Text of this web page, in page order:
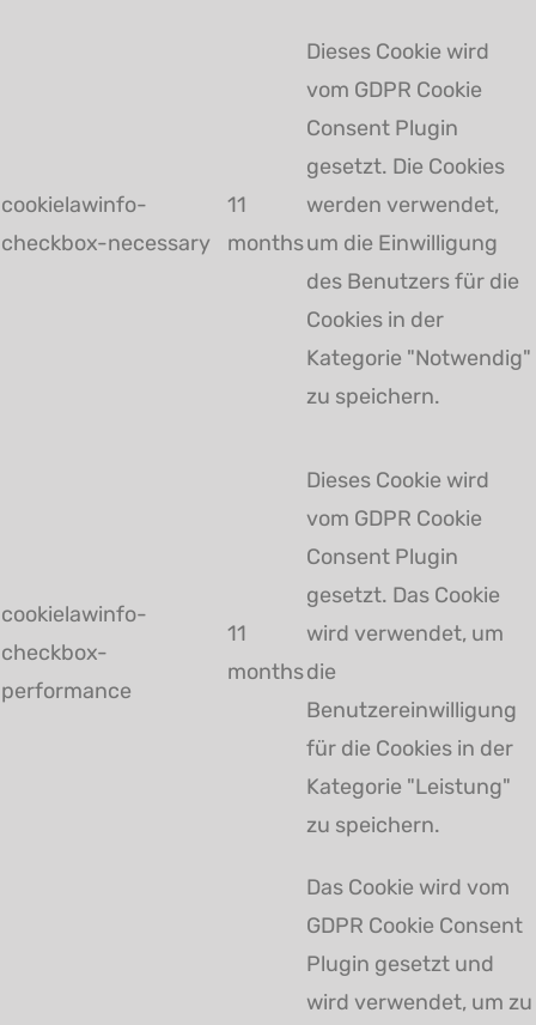
cookielawinfo-
checkbox-necessary
11
months
Dieses Cookie wird
vom GDPR Cookie
Consent Plugin
gesetzt. Die Cookies
werden verwendet,
um die Einwilligung
des Benutzers für die
Cookies in der
Kategorie "Notwendig"
zu speichern.
cookielawinfo-
checkbox-
performance
11
months
Dieses Cookie wird
vom GDPR Cookie
Consent Plugin
gesetzt. Das Cookie
wird verwendet, um
die
Benutzereinwilligung
für die Cookies in der
Kategorie "Leistung"
zu speichern.
Das Cookie wird vom
GDPR Cookie Consent
Plugin gesetzt und
wird verwendet, um zu